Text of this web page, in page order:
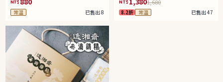
NT$
常溫 已售出 8
NT$ 1,680
8.2折 常溫 已售出 47